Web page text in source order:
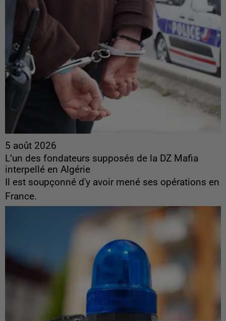
5 août 2026
L’un des fondateurs supposés de la DZ Mafia
interpellé en Algérie
Il est soupçonné d'y avoir mené ses opérations en
France.